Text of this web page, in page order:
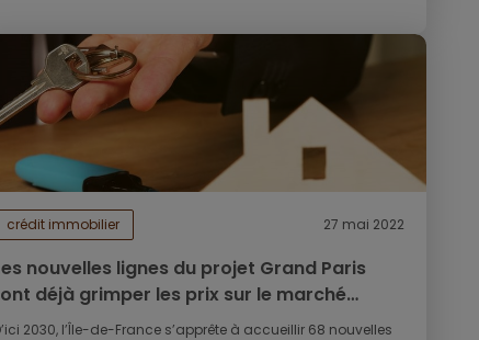
crédit immobilier 27 mai 2022
nouvelles lignes du projet Grand Paris
déjà grimper les prix sur le marché
2030, l’Île-de-France s’apprête à accueillir 68 nouvelles